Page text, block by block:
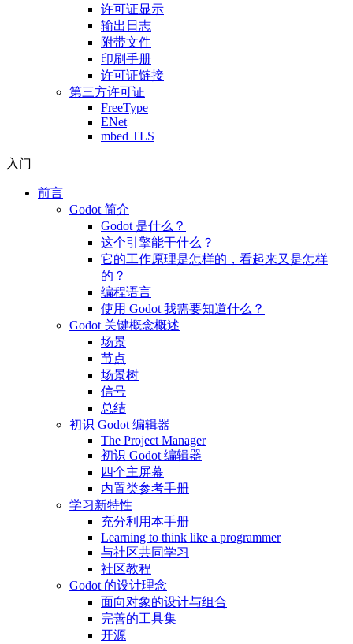
许可证显示
输出日志
附带文件
印刷手册
许可证链接
第三方许可证
FreeType
ENet
mbed TLS
入门
前言
Godot 简介
Godot 是什么？
这个引擎能干什么？
它的工作原理是怎样的，看起来又是怎样
的？
编程语言
使用 Godot 我需要知道什么？
Godot 关键概念概述
场景
节点
场景树
信号
总结
初识 Godot 编辑器
The Project Manager
初识 Godot 编辑器
四个主屏幕
内置类参考手册
学习新特性
充分利用本手册
Learning to think like a programmer
与社区共同学习
社区教程
Godot 的设计理念
面向对象的设计与组合
完善的工具集
开源